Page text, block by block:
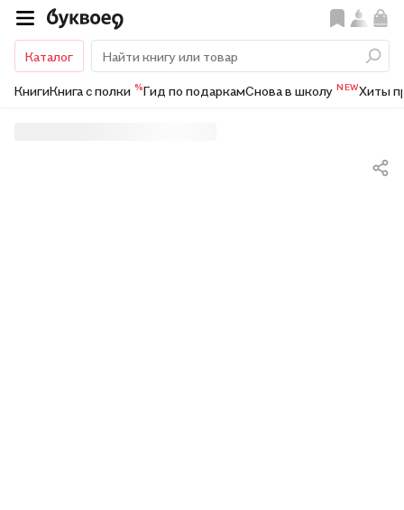
Каталог
КнигиКнига с полки %Гид по подаркамСнова в школу NEWХиты